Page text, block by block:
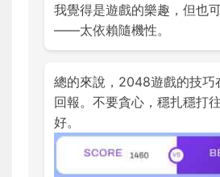
我覺得是遊戲的樂趣，但也
——太依賴隨機性。
總的來說，2048遊戲的技巧
回報。不要貪心，穩扎穩打
好。